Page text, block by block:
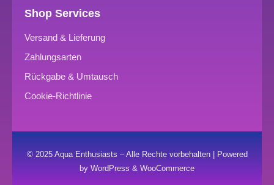
Shop Services
Versand & Lieferung
Zahlungsarten
Rückgabe & Umtausch
Cookie-Richtlinie
© 2025 Aqua Enthusiasts – Alle Rechte vorbehalten | Powered
by WordPress & WooCommerce